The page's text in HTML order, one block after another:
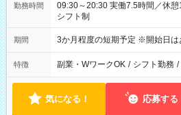
勤務時間
09:30～20:30 実働7.5時間／休憩1.5時間 営業時間に合わせた
シフト制
期間 3か月程度の短期予定 ※開始日は
特徴 副業・WワークOK / シフト勤務 /
気になる！ 応募する